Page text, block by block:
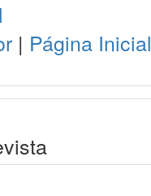
| Página Inicial